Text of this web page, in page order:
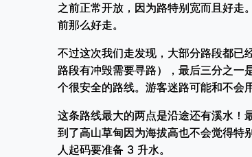
之前正常开放，因为路特别宽而且好走
前那么好走。
不过这次我们走发现，大部分路段都已
路段有冲毁需要寻路），最后三分之一
个很安全的路线。游客迷路可能和不会
这条路线最大的两点是沿途还有溪水！
到了高山草甸因为海拔高也不会觉得特
人起码要准备 3 升水。